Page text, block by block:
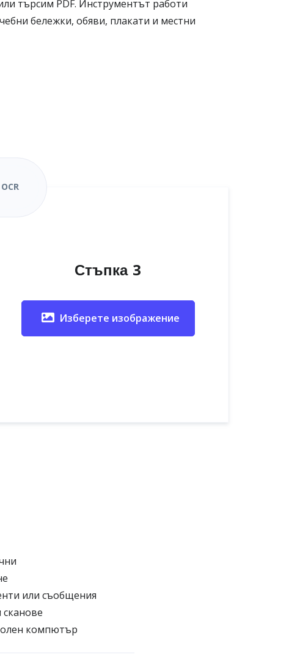
търсим PDF. Инструментът работи
бележки, обяви, плакати и местни
Стъпка 3
Изберете изображение
или съобщения
сканове
компютър